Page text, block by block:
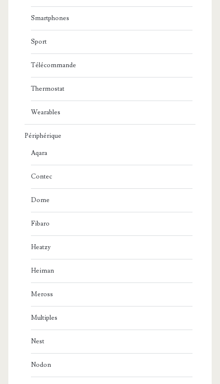
Smartphones
Sport
Télécommande
Thermostat
Wearables
Périphérique
Aqara
Contec
Dome
Fibaro
Heatzy
Heiman
Meross
Multiples
Nest
Nodon